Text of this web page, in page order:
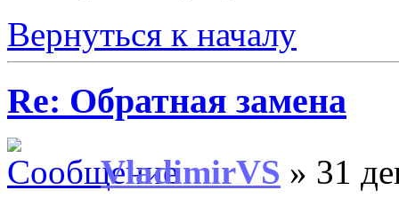
Вернуться к началу
Re: Обратная замена
VladimirVS » 31